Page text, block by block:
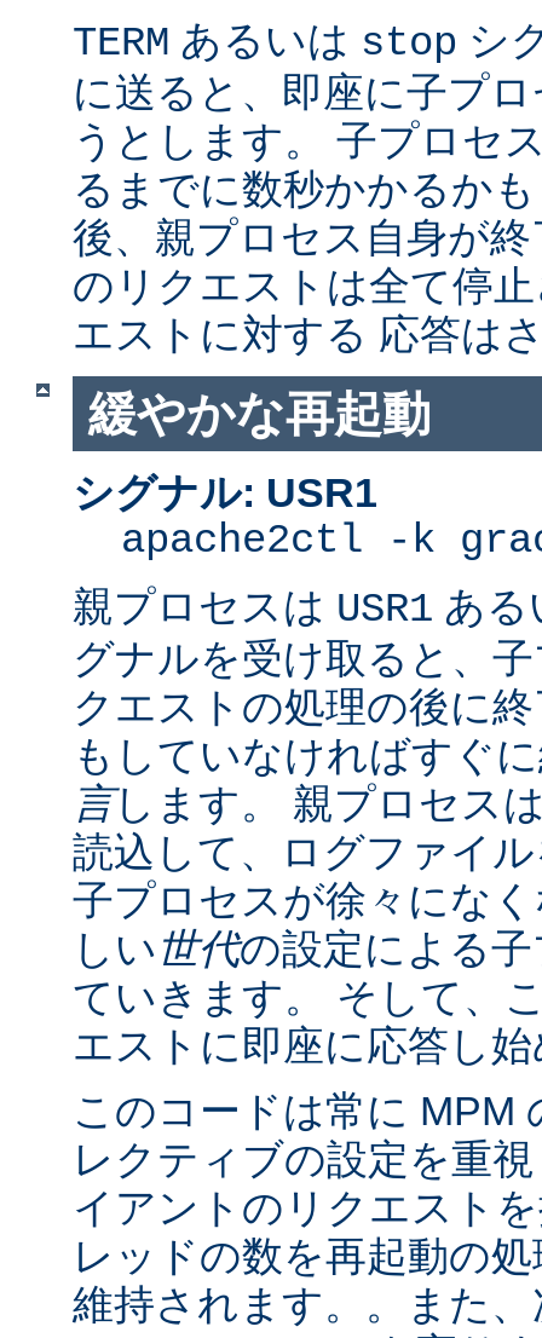
TERM あるいは stop シ
に送ると、即座に子プ
うとします。 子プロセ
るまでに数秒かかるか
後、親プロセス自身が
のリクエストは全て停
エストに対する 応答は
緩やかな再起動
シグナル: USR1
apache2ctl -k
親プロセスは USR1 あ
グナルを受け取ると、
クエストの処理の後に
もしていなければすぐ
言します。 親プロセス
読込して、ログファイ
子プロセスが徐々にな
しい世代の設定による
ていきます。 そして、
エストに即座に応答し
このコードは常に MPM
レクティブの設定を重
イアントのリクエスト
レッドの数を再起動の
維持されます。。また